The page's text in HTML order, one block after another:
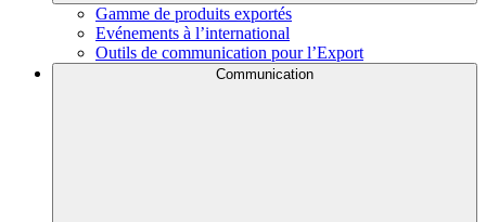
Gamme de produits exportés
Evénements à l’international
Outils de communication pour l’Export
Communication